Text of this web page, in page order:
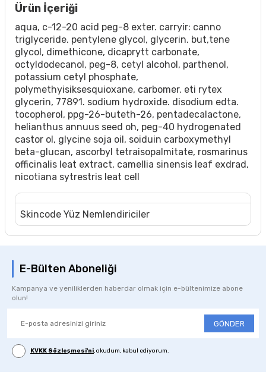
Ürün İçeriği
aqua, c-12-20 acid peg-8 exter. carryir: canno
triglyceride. pentylene glycol, glycerin. but,tene
glycol, dimethicone, dicaprytt carbonate,
octyldodecanol, peg-8, cetyl alcohol, parthenol,
potassium cetyl phosphate,
polymethyisiksesquioxane, carbomer. eti rytex
glycerin, 77891. sodium hydroxide. disodium edta.
tocopherol, ppg-26-buteth-26, pentadecalactone,
helianthus annuus seed oh, peg-40 hydrogenated
castor ol, glycine soja oil, soiduin carboxymethyl
beta-glucan, ascorbyl tetraisopalmitate, rosmarinus
officinalis leat extract, camellia sinensis leaf exdrad,
nicotiana sytrestris leat cell
Skincode Yüz Nemlendiriciler
E-Bülten Aboneliği
Kampanya ve yeniliklerden haberdar olmak için e-bültenimize abone
olun!
GÖNDER
KVKK Sözleşmesi'ni, okudum, kabul ediyorum.